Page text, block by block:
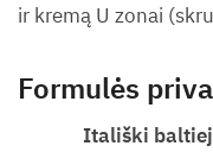
ir kremą U zonai
Formulės
Itališki